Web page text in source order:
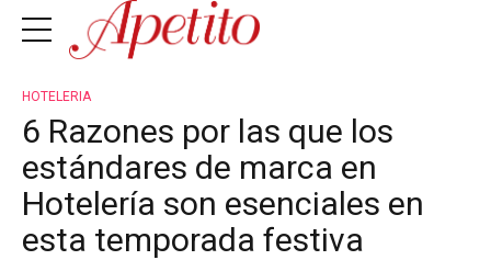
HOTELERIA
6 Razones por las que los
estándares de marca en
Hotelería son esenciales en
esta temporada festiva